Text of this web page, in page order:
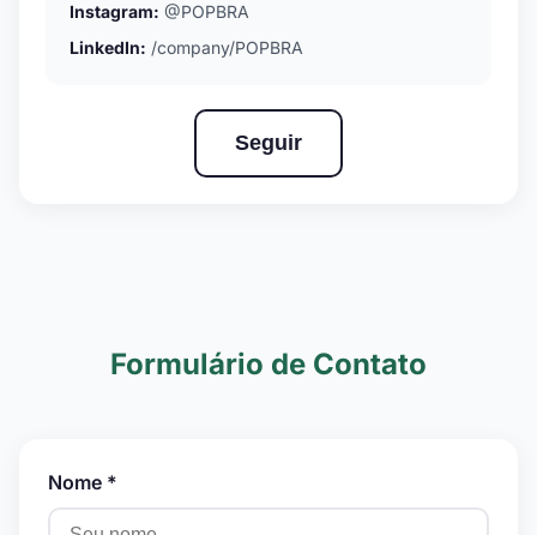
Instagram: @POPBRA
LinkedIn: /company/POPBRA
Seguir
Formulário de Contato
Nome *